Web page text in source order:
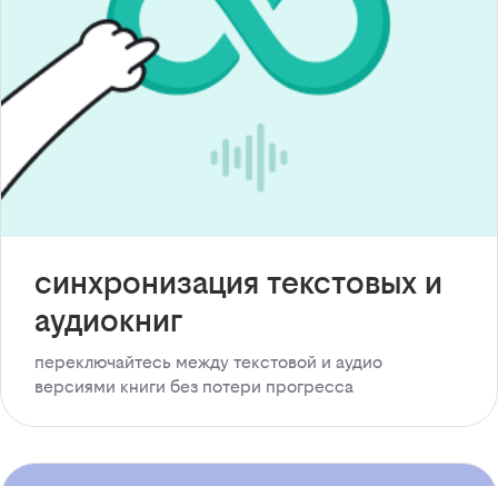
синхронизация текстовых и
аудиокниг
переключайтесь между текстовой и аудио
версиями книги без потери прогресса